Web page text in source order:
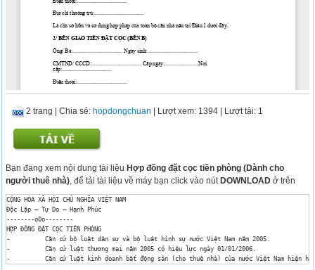
2 trang |Chia sẻ: hopdongchuan | Lượt xem: 1394 | Lượt tải: 1
Bạn đang xem nội dung tài liệuHợp đồng đặt cọc tiền phòng (Dành cho
người thuê nhà) , để tải tài liệu về máy bạn click vào nútDOWNLOAD ở trên
CỘNG HÒA XÃ HỘI CHỦ NGHĨA VIỆT NAM
Độc Lập – Tự Do – Hạnh Phúc
--------o0o--------
HỢP ĐỒNG ĐẶT CỌC TIỀN PHÒNG
-          Căn cứ bộ luật dân sự và bộ luật hình sự nước Việt Nam năm 2005.
-          Căn cứ luật thương mại năm 2005 có hiệu lực ngày 01/01/2006.
-          Căn cứ luật kinh doanh bất động sản (cho thuê nhà) của nước Việt Nam hiện